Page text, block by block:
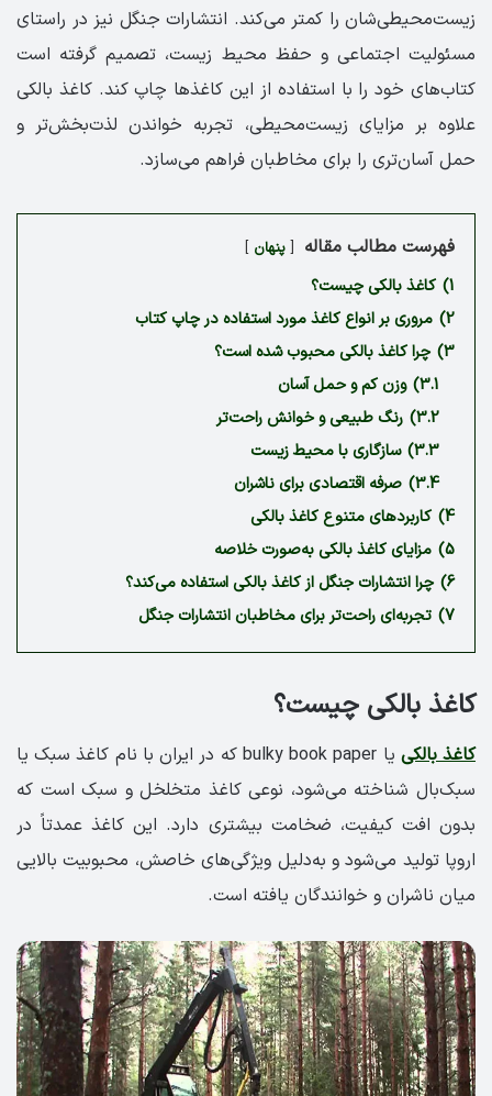
زیست‌محیطی‌شان را کمتر می‌کند. انتشارات جنگل نیز در راستای
مسئولیت اجتماعی و حفظ محیط زیست، تصمیم گرفته است
کتاب‌های خود را با استفاده از این کاغذها چاپ کند. کاغذ بالکی
علاوه بر مزایای زیست‌محیطی، تجربه خواندن لذت‌بخش‌تر و
حمل آسان‌تری را برای مخاطبان فراهم می‌سازد.
فهرست مطالب مقاله پنهان
1) کاغذ بالکی چیست؟
2) مروری بر انواع کاغذ مورد استفاده در چاپ کتاب
3) چرا کاغذ بالکی محبوب شده است؟
3.1) وزن کم و حمل آسان
3.2) رنگ طبیعی و خوانش راحت‌تر
3.3) سازگاری با محیط زیست
3.4) صرفه اقتصادی برای ناشران
4) کاربردهای متنوع کاغذ بالکی
5) مزایای کاغذ بالکی به‌صورت خلاصه
6) چرا انتشارات جنگل از کاغذ بالکی استفاده می‌کند؟
7) تجربه‌ای راحت‌تر برای مخاطبان انتشارات جنگل
کاغذ بالکی چیست؟
کاغذ بالکی
یا bulky book paper که در ایران با نام کاغذ سبک یا
سبک‌بال شناخته می‌شود، نوعی کاغذ متخلخل و سبک است که
بدون افت کیفیت، ضخامت بیشتری دارد. این کاغذ عمدتاً در
اروپا تولید می‌شود و به‌دلیل ویژگی‌های خاصش، محبوبیت بالایی
میان ناشران و خوانندگان یافته است.